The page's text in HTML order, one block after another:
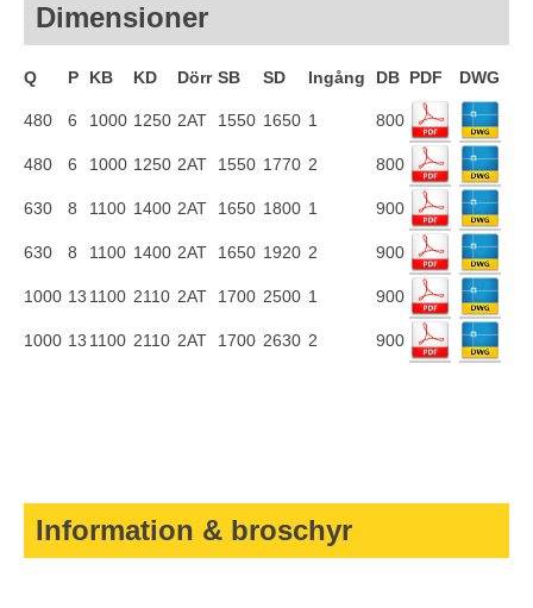
Dimensioner
Q P KB KD Dörr SB SD Ingång DB PDF DWG
480 6 1000 1250 2AT 1550 1650 1 800
480 6 1000 1250 2AT 1550 1770 2 800
630 8 1100 1400 2AT 1650 1800 1 900
630 8 1100 1400 2AT 1650 1920 2 900
1000 13 1100 2110 2AT 1700 2500 1 900
1000 13 1100 2110 2AT 1700 2630 2 900
Information & broschyr